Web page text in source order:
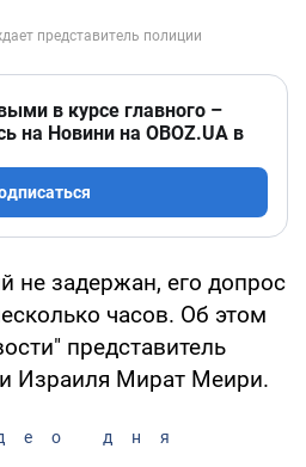
в курсе главного –
на Новини на OBOZ.UA в
не задержан, его допрос
часов. Об этом
представитель
Израиля Мират Меири.
дня